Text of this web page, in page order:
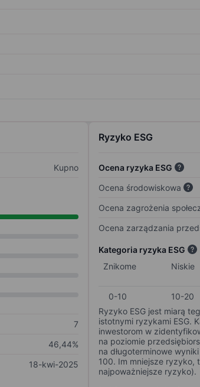
Kupno
7
46,44%
18-kwi-2025
Ryzyko ESG
Ocena ryzyka ESG
Ocena środowiskowa
Ocena zagrożenia
Ocena zarządzania
Kategoria ryzyka ESG
Znikome
Niskie
0-10 10-20
Ryzyko ESG jest miarą
istotnymi ryzykami ESG.
inwestorom w
na poziomie
na długoterminowe
100. Im mniejsze ryzyko,
najpoważniejsze ryzyko).